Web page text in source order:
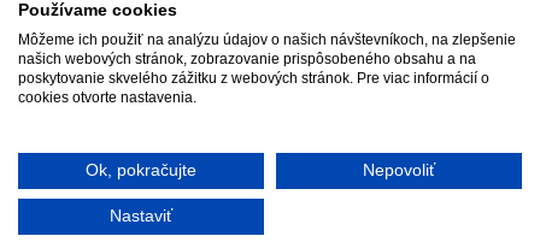
Používame cookies
Môžeme ich použiť na analýzu údajov o našich návštevníkoch, na zlepšenie
našich webových stránok, zobrazovanie prispôsobeného obsahu a na
poskytovanie skvelého zážitku z webových stránok. Pre viac informácií o
cookies otvorte nastavenia.
Ok, pokračujte Nepovoliť
Nastaviť